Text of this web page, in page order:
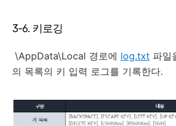
3-6. 키로깅
\AppData\Local 경로에 log.txt 파일
의 목록의 키 입력 로그를 기록한다.